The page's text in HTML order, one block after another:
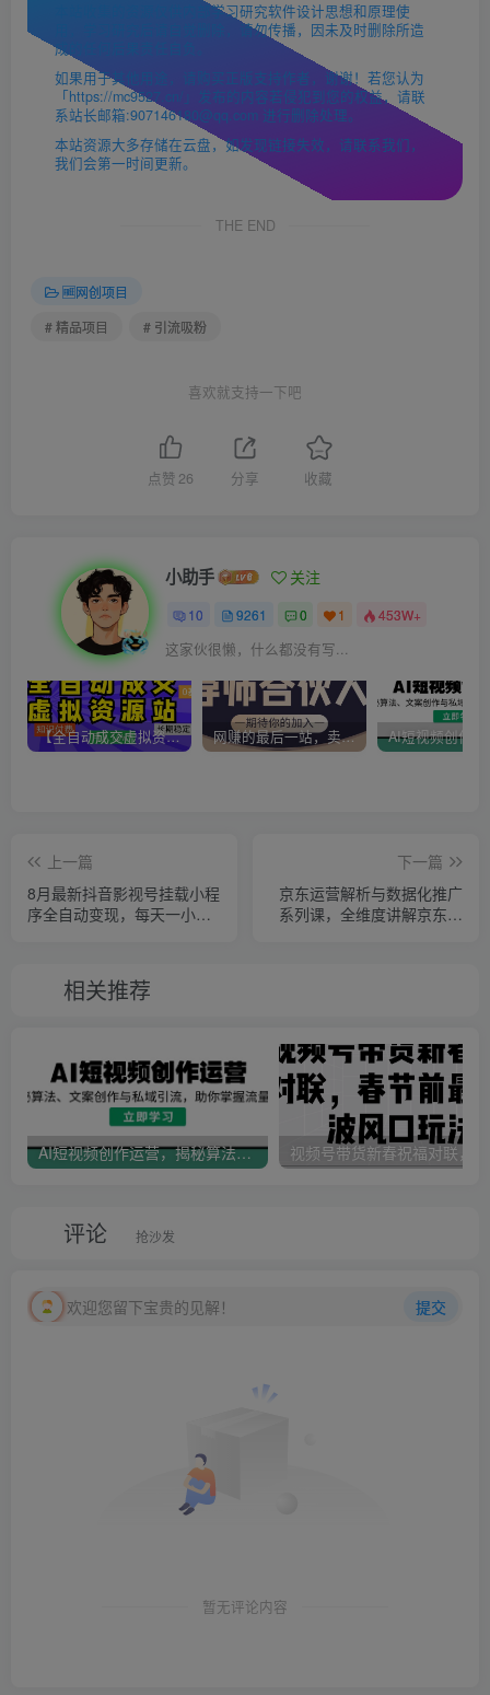
本站收集的资源仅供内部学习研究软件设计思想和原理使
用，学习研究后请自觉删除，请勿传播，因未及时删除所造
成的任何后果责任自负。
如果用于其他用途，请购买正版支持作者，谢谢！若您认为
「https://mc9527.cn/」发布的内容若侵犯到您的权益，请联
系站长邮箱:907146180@qq.com 进行删除处理。
本站资源大多存储在云盘，如发现链接失效，请联系我们，
我们会第一时间更新。
THE END
🆓网创项目
# 精品项目
# 引流吸粉
喜欢就支持一下吧
点赞 26 分享 收藏
小助手 关注
10 9261 0 1 453W+
这家伙很懒，什么都没有写...
【全自动成交虚拟资源站】站长唯一陪跑项目！月入10W+~长期稳定~ 网赚的最后一站，卖项目！做网赚顶级猎食者~
上一篇
8月最新抖音影视号挂载小程
序全自动变现，每天一小时
下一篇
京东运营解析与数据化推广
系列课，全维度讲解京东运
相关推荐
AI短视频创作运营，揭秘算法、文案创作与私域引流，助你掌握流量密码
评论 抢沙发
欢迎您留下宝贵的见解！ 提交
暂无评论内容